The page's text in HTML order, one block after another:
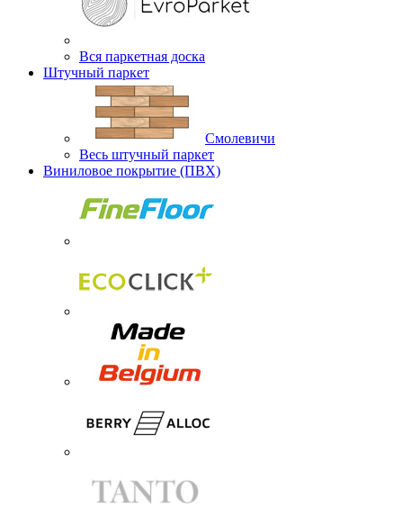
Вся паркетная доска
Штучный паркет
Смолевичи
Весь штучный паркет
Виниловое покрытие (ПВХ)